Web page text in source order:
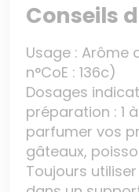
Conseils
Usage : Arôme
n°CoE : 136c)
Dosages
préparation : 1
parfumer vos
gâteaux,
Toujours